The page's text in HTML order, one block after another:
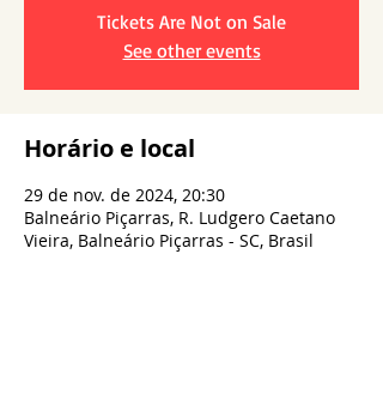
Tickets Are Not on Sale
See other events
Horário e local
29 de nov. de 2024, 20:30
Balneário Piçarras, R. Ludgero Caetano
Vieira, Balneário Piçarras - SC, Brasil